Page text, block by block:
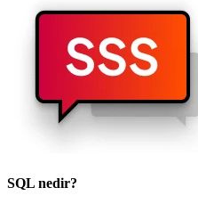
SQL nedir?